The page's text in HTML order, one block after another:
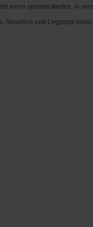
einen spritzlackierten, in
Steamers und Leggings passt.